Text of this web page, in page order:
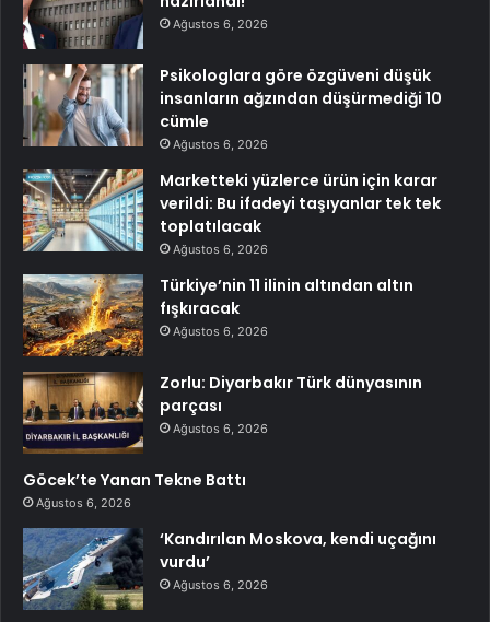
Ağustos 6, 2026
Psikologlara göre özgüveni düşük
insanların ağzından düşürmediği 10
cümle
Ağustos 6, 2026
Marketteki yüzlerce ürün için karar
verildi: Bu ifadeyi taşıyanlar tek tek
toplatılacak
Ağustos 6, 2026
Türkiye’nin 11 ilinin altından altın
fışkıracak
Ağustos 6, 2026
Zorlu: Diyarbakır Türk dünyasının
parçası
Ağustos 6, 2026
Göcek’te Yanan Tekne Battı
Ağustos 6, 2026
‘Kandırılan Moskova, kendi uçağını
vurdu’
Ağustos 6, 2026